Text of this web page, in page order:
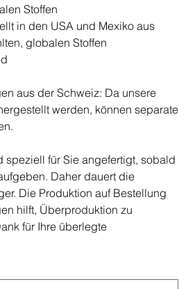
Stoffen
in den USA und Mexiko aus
globalen Stoffen
aus der Schweiz: Da unsere
werden, können separate
speziell für Sie angefertigt, sobald
Daher dauert die
Die Produktion auf Bestellung
hilft, Überproduktion zu
für Ihre überlegte